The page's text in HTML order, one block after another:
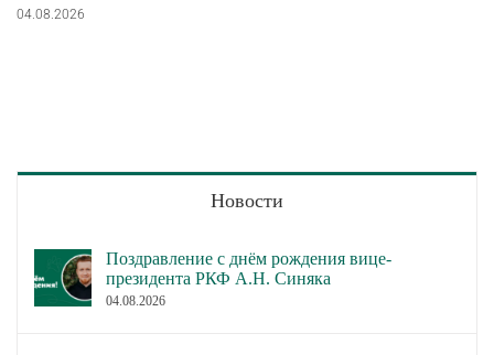
04.08.2026
Новости
Поздравление с днём рождения вице-
президента РКФ А.Н. Синяка
04.08.2026